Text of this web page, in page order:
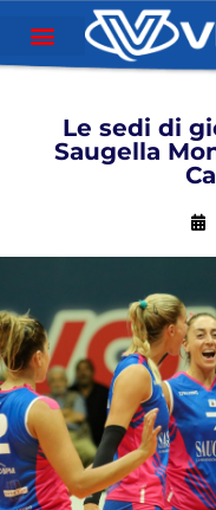
Le sedi di
Saugella